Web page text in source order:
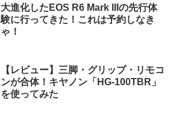
大進化したEOS R6 Mark IIIの先行体
験に行ってきた！これは予約しなき
ゃ！
【レビュー】三脚・グリップ・リモコ
ンが合体！キヤノン「HG-100TBR」
を使ってみた